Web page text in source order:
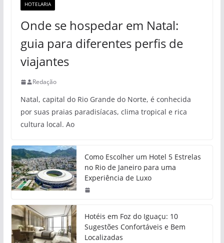
HOTELARIA
Onde se hospedar em Natal:
guia para diferentes perfis de
viajantes
Redação
Natal, capital do Rio Grande do Norte, é conhecida
por suas praias paradisíacas, clima tropical e rica
cultura local. Ao
Como Escolher um Hotel 5 Estrelas
no Rio de Janeiro para uma
Experiência de Luxo
Hotéis em Foz do Iguaçu: 10
Sugestões Confortáveis e Bem
Localizadas